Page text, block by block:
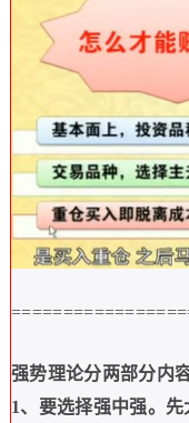
强势理论分两部分内容
1、要选择强中强。 先